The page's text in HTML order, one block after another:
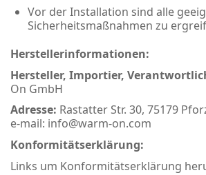
Vor der Installation sind alle
Sicherheitsmaßnahmen zu
Herstellerinformationen:
Hersteller, Importier,
On GmbH
Adresse: Rastatter Str. 30, 75179
e-mail: info@warm-on.com
Konformitätserklärung:
Links um Konformitätserklärung